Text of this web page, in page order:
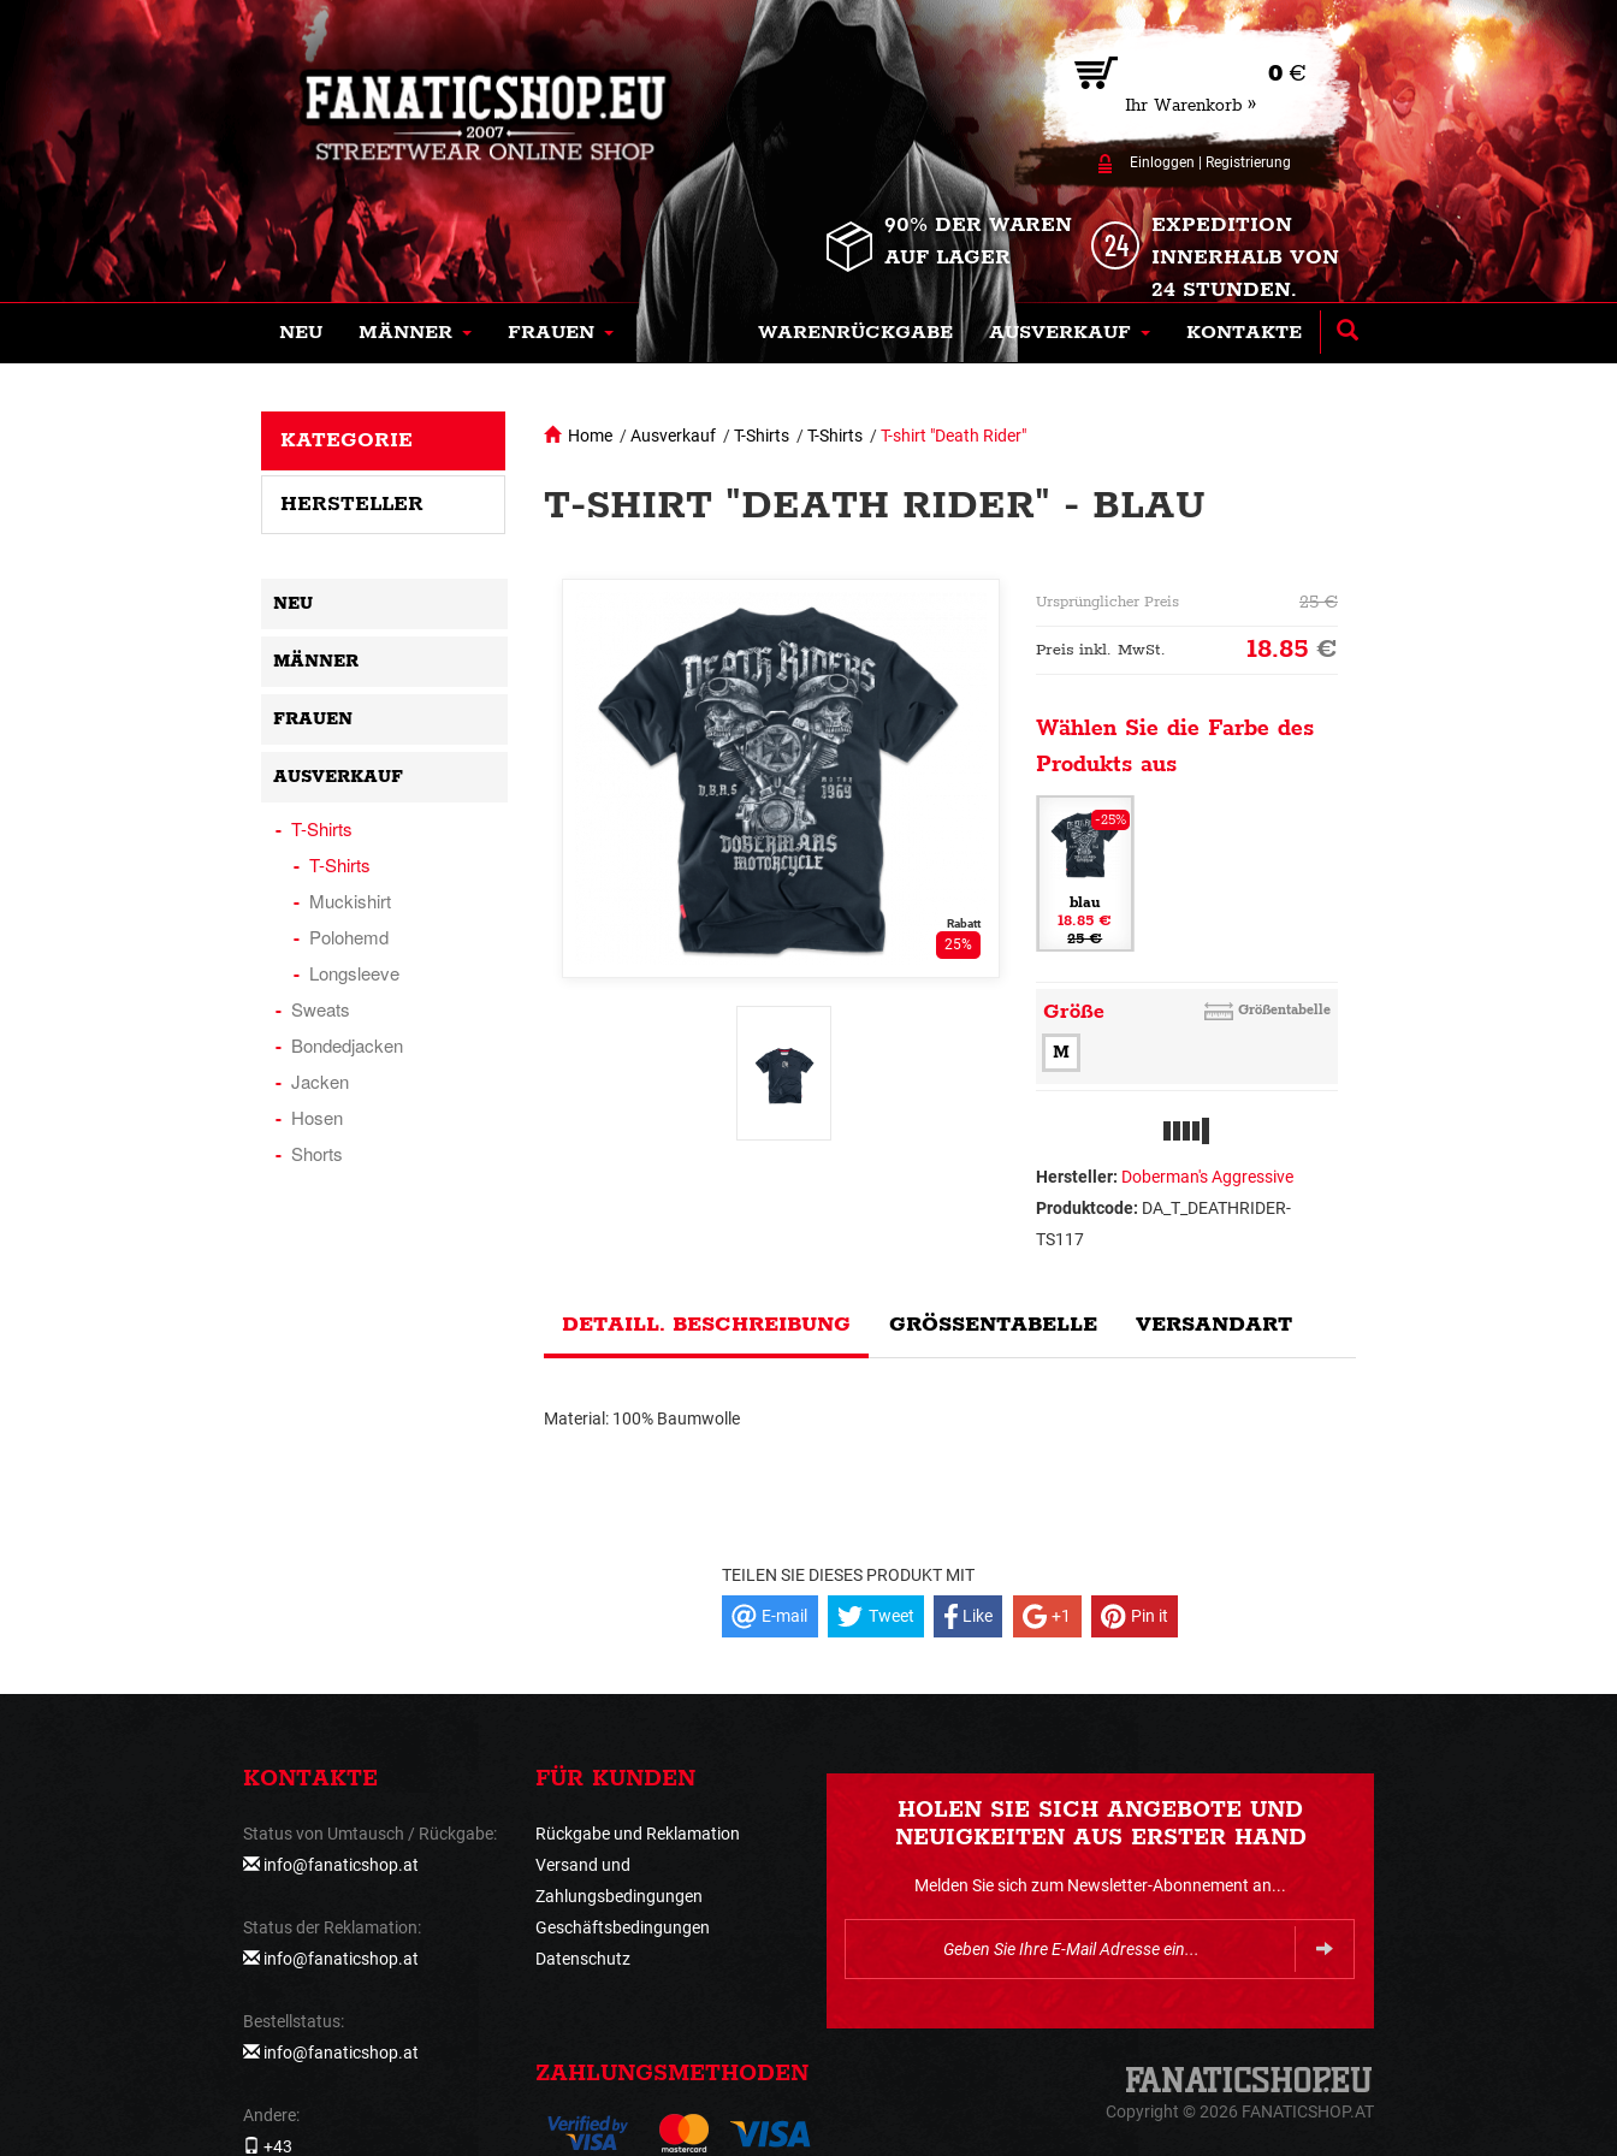
0 €
Ihr Warenkorb »
Einloggen Registrierung
90% DER WAREN
AUF LAGER
EXPEDITION
INNERHALB VON
24 STUNDEN.
NEU MÄNNER FRAUEN WARENRÜCKGABE AUSVERKAUF KONTAKTE
Home /Ausverkauf /T-Shirts /T-Shirts /T-shirt "Death Rider"
T-SHIRT "DEATH RIDER" - BLAU
Rabatt
25%
Ursprünglicher Preis 25€
Preis inkl. MwSt. 18.85€
Wählen Sie die Farbe des
Produkts aus
-25%
blau
18.85 €
25 €
Größe Größentabelle
M
Hersteller: Doberman's Aggressive
Produktcode: DA_T_DEATHRIDER-
TS117
DETAILL. BESCHREIBUNG GRÖSSENTABELLE VERSANDART
Material: 100% Baumwolle
TEILEN SIE DIESES PRODUKT MIT
E-mail Tweet Like +1 Pin it
KATEGORIE
HERSTELLER
NEU
MÄNNER
FRAUEN
AUSVERKAUF
T-Shirts
T-Shirts
Muckishirt
Polohemd
Longsleeve
Sweats
Bondedjacken
Jacken
Hosen
Shorts
KONTAKTE
Status von Umtausch / Rückgabe:
info@fanaticshop.at
Status der Reklamation:
info@fanaticshop.at
Bestellstatus:
info@fanaticshop.at
Andere:
+43
FÜR KUNDEN
Rückgabe und Reklamation
Versand und
Zahlungsbedingungen
Geschäftsbedingungen
Datenschutz
ZAHLUNGSMETHODEN
HOLEN SIE SICH ANGEBOTE UND
NEUIGKEITEN AUS ERSTER HAND
Melden Sie sich zum Newsletter-Abonnement an...
Copyright © 2026 FANATICSHOP.AT